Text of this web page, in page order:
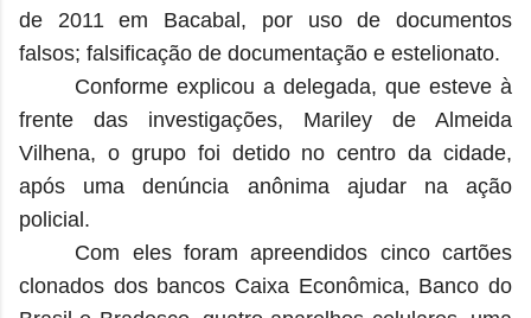
de 2011 em Bacabal, por uso de documentos
falsos; falsificação de documentação e estelionato.
Conforme explicou a delegada, que esteve à
frente das investigações, Mariley de Almeida
Vilhena, o grupo foi detido no centro da cidade,
após uma denúncia anônima ajudar na ação
policial.
Com eles foram apreendidos cinco cartões
clonados dos bancos Caixa Econômica, Banco do